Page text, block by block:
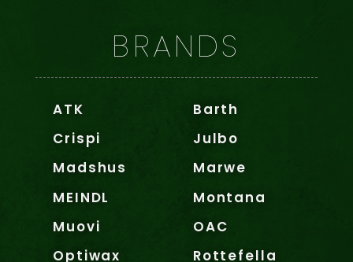
BRANDS
ATK
Barth
Crispi
Julbo
Madshus
Marwe
MEINDL
Montana
Muovi
OAC
Optiwax
Rottefella